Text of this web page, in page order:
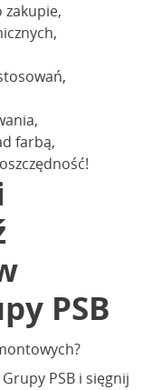
farbą,
PSB
PSB i sięgnij